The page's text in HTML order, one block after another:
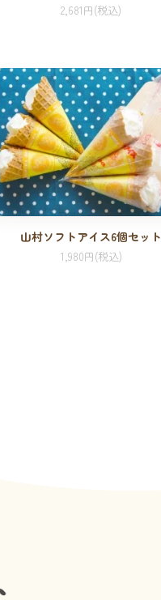
2,681円(税込)
山村ソフトアイス6個セット
1,980円(税込)